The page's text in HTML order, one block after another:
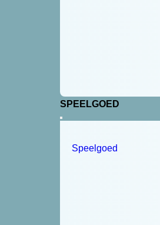
SPEELGOED
Speelgoed